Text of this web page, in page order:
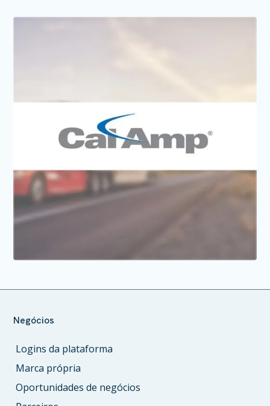
Negócios
Logins da plataforma
Marca própria
Oportunidades de negócios